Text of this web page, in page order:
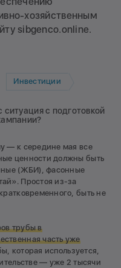
хозяйственным
sibgenco.online.
Инвестиции
с подготовкой
— к середине мая все
ценности должны быть
(ЖБИ), фасонные
Простоя из-за
быть не
трубы в
часть уже
которая используется,
— уже 2 тысячи